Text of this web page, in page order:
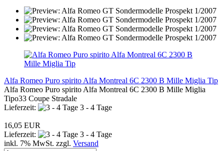
Alfa Romeo Puro spirito Alfa Montreal 6C 2300 B Mille Miglia Tip
Alfa Romeo Puro spirito Alfa Montreal 6C 2300 B Mille Miglia
Tipo33 Coupe Stradale
Lieferzeit:
3 - 4 Tage
16,05 EUR
Lieferzeit:
3 - 4 Tage
inkl. 7% MwSt. zzgl. Versand